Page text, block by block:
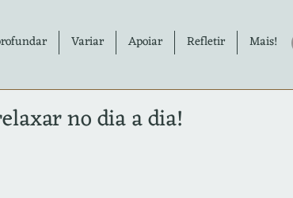
Variar Apoiar Refletir Mais!
no dia a dia!